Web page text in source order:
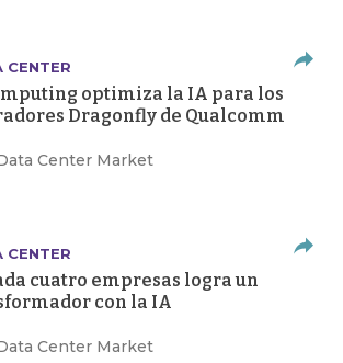
CENTER
optimiza la IA para los
Dragonfly de Qualcomm
Center Market
CENTER
cuatro empresas logra un
con la IA
Center Market